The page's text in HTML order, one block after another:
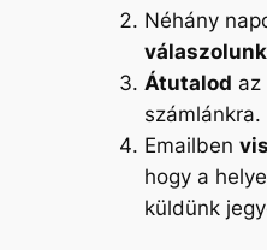
Néhány
Átutalod az
számlánkra.
Emailben
hogy a
küldünk